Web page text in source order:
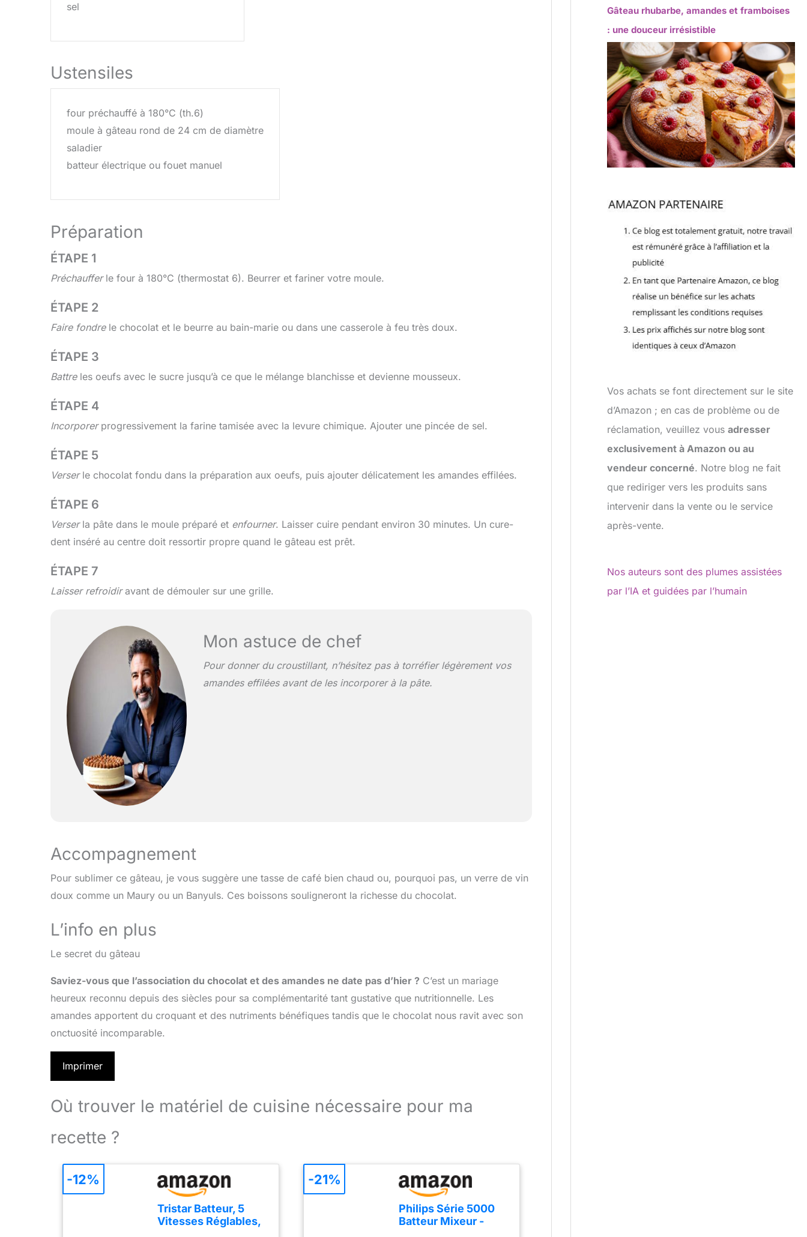
sel
Ustensiles
four préchauffé à 180°C (th.6)
moule à gâteau rond de 24 cm de diamètre
saladier
batteur électrique ou fouet manuel
Préparation
ÉTAPE 1
Préchaufferle four à 180°C (thermostat 6). Beurrer et fariner votre moule.
ÉTAPE 2
Faire fondrele chocolat et le beurre au bain-marie ou dans une casserole à feu très doux.
ÉTAPE 3
Battreles oeufs avec le sucre jusqu’à ce que le mélange blanchisse et devienne mousseux.
ÉTAPE 4
Incorporerprogressivement la farine tamisée avec la levure chimique. Ajouter une pincée de sel.
ÉTAPE 5
Verserle chocolat fondu dans la préparation aux oeufs, puis ajouter délicatement les amandes effilées.
ÉTAPE 6
Verserla pâte dans le moule préparé et enfourner. Laisser cuire pendant environ 30 minutes. Un cure-
dent inséré au centre doit ressortir propre quand le gâteau est prêt.
ÉTAPE 7
Laisser refroidiravant de démouler sur une grille.
Mon astuce de chef
Pour donner du croustillant, n’hésitez pas à torréfier légèrement vos
amandes effilées avant de les incorporer à la pâte.
Accompagnement
Pour sublimer ce gâteau, je vous suggère une tasse de café bien chaud ou, pourquoi pas, un verre de vin
doux comme un Maury ou un Banyuls. Ces boissons souligneront la richesse du chocolat.
L’info en plus
Le secret du gâteau
Saviez-vous que l’association du chocolat et des amandes ne date pas d’hier ? C’est un mariage
heureux reconnu depuis des siècles pour sa complémentarité tant gustative que nutritionnelle. Les
amandes apportent du croquant et des nutriments bénéfiques tandis que le chocolat nous ravit avec son
onctuosité incomparable.
Imprimer
Où trouver le matériel de cuisine nécessaire pour ma
recette ?
Tristar Batteur, 5
Vitesses Réglables,
-12%
Philips Série 5000
Batteur Mixeur -
-21%
Gâteau rhubarbe, amandes et framboises
: une douceur irrésistible
Vos achats se font directement sur le site
d’Amazon ; en cas de problème ou de
réclamation, veuillez vousadresser
exclusivement à Amazon ou au
vendeur concerné. Notre blog ne fait
que rediriger vers les produits sans
intervenir dans la vente ou le service
après-vente.
Nos auteurs sont des plumes assistées
par l’IA et guidées par l’humain